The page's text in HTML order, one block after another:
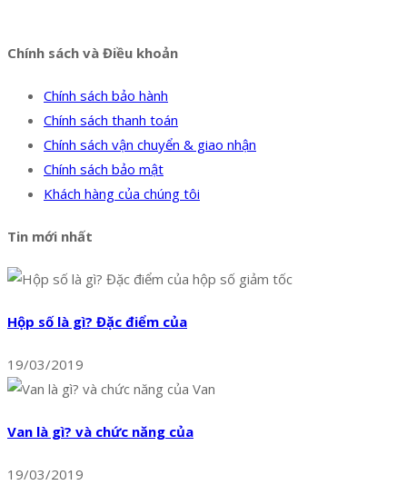
Chính sách và Điều khoản
Chính sách bảo hành
Chính sách thanh toán
Chính sách vận chuyển & giao nhận
Chính sách bảo mật
Khách hàng của chúng tôi
Tin mới nhất
Hộp số là gì? Đặc điểm của
19/03/2019
Van là gì? và chức năng của
19/03/2019